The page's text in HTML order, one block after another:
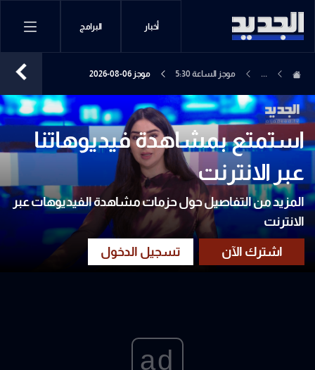
أخبار البرامج
... موجز الساعة 5:30 موجز 06-08-2026
استمتع بمشاهدة فيديوهاتنا
عبر الانترنت
المزيد من التفاصيل حول حزمات مشاهدة الفيديوهات عبر
الانترنت
ad